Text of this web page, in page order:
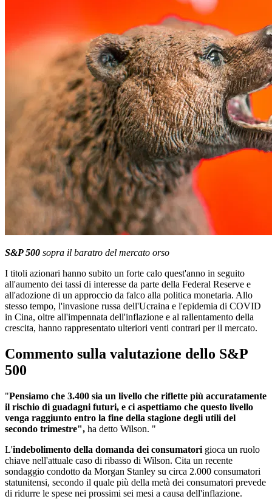
S&P 500 sopra il baratro del mercato orso
I titoli azionari hanno subito un forte calo quest'anno in seguito
all'aumento dei tassi di interesse da parte della Federal Reserve e
all'adozione di un approccio da falco alla politica monetaria. Allo
stesso tempo, l'invasione russa dell'Ucraina e l'epidemia di COVID
in Cina, oltre all'impennata dell'inflazione e al rallentamento della
crescita, hanno rappresentato ulteriori venti contrari per il mercato.
Commento sulla valutazione dello S&P
500
"Pensiamo che 3.400 sia un livello che riflette più accuratamente
il rischio di guadagni futuri, e ci aspettiamo che questo livello
venga raggiunto entro la fine della stagione degli utili del
secondo trimestre", ha detto Wilson. "
L'indebolimento della domanda dei consumatori gioca un ruolo
chiave nell'attuale caso di ribasso di Wilson. Cita un recente
sondaggio condotto da Morgan Stanley su circa 2.000 consumatori
statunitensi, secondo il quale più della metà dei consumatori prevede
di ridurre le spese nei prossimi sei mesi a causa dell'inflazione.